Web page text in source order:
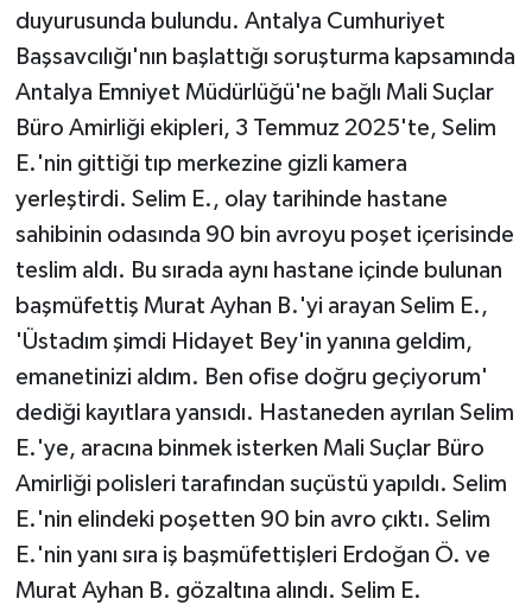
duyurusunda bulundu. Antalya Cumhuriyet
Başsavcılığı'nın başlattığı soruşturma kapsamında
Antalya Emniyet Müdürlüğü'ne bağlı Mali Suçlar
Büro Amirliği ekipleri, 3 Temmuz 2025'te, Selim
E.'nin gittiği tıp merkezine gizli kamera
yerleştirdi. Selim E., olay tarihinde hastane
sahibinin odasında 90 bin avroyu poşet içerisinde
teslim aldı. Bu sırada aynı hastane içinde bulunan
başmüfettiş Murat Ayhan B.'yi arayan Selim E.,
'Üstadım şimdi Hidayet Bey'in yanına geldim,
emanetinizi aldım. Ben ofise doğru geçiyorum'
dediği kayıtlara yansıdı. Hastaneden ayrılan Selim
E.'ye, aracına binmek isterken Mali Suçlar Büro
Amirliği polisleri tarafından suçüstü yapıldı. Selim
E.'nin elindeki poşetten 90 bin avro çıktı. Selim
E.'nin yanı sıra iş başmüfettişleri Erdoğan Ö. ve
Murat Ayhan B. gözaltına alındı. Selim E.